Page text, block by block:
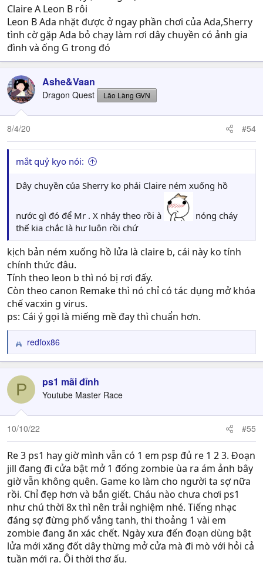
Claire A Leon B rôi
Leon B Ada nhặt được ở ngay phần chơi của Ada,Sherry
tình cờ gặp Ada bỏ chạy làm rơi dây chuyền có ảnh gia
đình và ống G trong đó
Ashe&Vaan
Dragon Quest Lão Làng GVN
8/4/20 #54
mắt quỷ kyo nói:
Dây chuyền của Sherry ko phải Claire ném xuống hồ
nước gì đó để Mr . X nhảy theo rồi à
nóng cháy
thế kia chắc là hư luôn rồi chứ
kịch bản ném xuống hồ lửa là claire b, cái này ko tính
chính thức đâu.
Tính theo leon b thì nó bị rơi đấy.
Còn theo canon Remake thì nó chỉ có tác dụng mở khóa
chế vacxin g virus.
ps: Cái ý gọi là miếng mề đay thì chuẩn hơn.
R
e
c
i
o
n
redfox86
P ps1 mãi đỉnh
Youtube Master Race
10/10/22 #55
Re 3 ps1 hay giờ mình vẫn có 1 em psp đủ re 1 2 3. Đoạn
jill đang đi cửa bật mở 1 đống zombie ùa ra ám ảnh bây
giờ vẫn không quên. Game ko làm cho người ta sợ nữa
rồi. Chỉ đẹp hơn và bắn giết. Cháu nào chưa chơi ps1
như chú thời 8x thì nên trải nghiệm nhé. Tiếng nhạc
đáng sợ đừng phố vắng tanh, thi thoảng 1 vài em
zombie đang ăn xác chết. Ngày xưa đến đoạn dùng bật
lửa mới xăng đốt dây thừng mở cửa mà đi mò với hỏi cả
tuần mới ra. Ôi thời thơ ấu.